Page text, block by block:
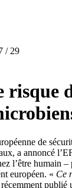
/ 29
risque
de
a annoncé
l’être humain
européen. « Ce